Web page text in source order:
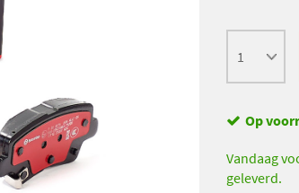
Op
Vandaag
geleverd.